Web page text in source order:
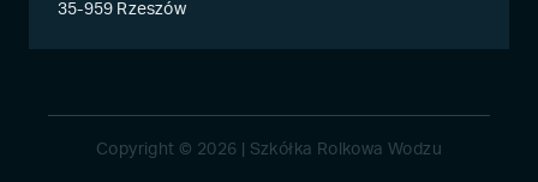
35-959 Rzeszów
Copyright © 2026 | Szkółka Rolkowa Wodzu